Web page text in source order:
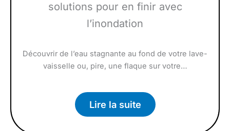
solutions pour en finir avec
l’inondation
Découvrir de l’eau stagnante au fond de votre lave-
vaisselle ou, pire, une flaque sur votre…
Lire la suite